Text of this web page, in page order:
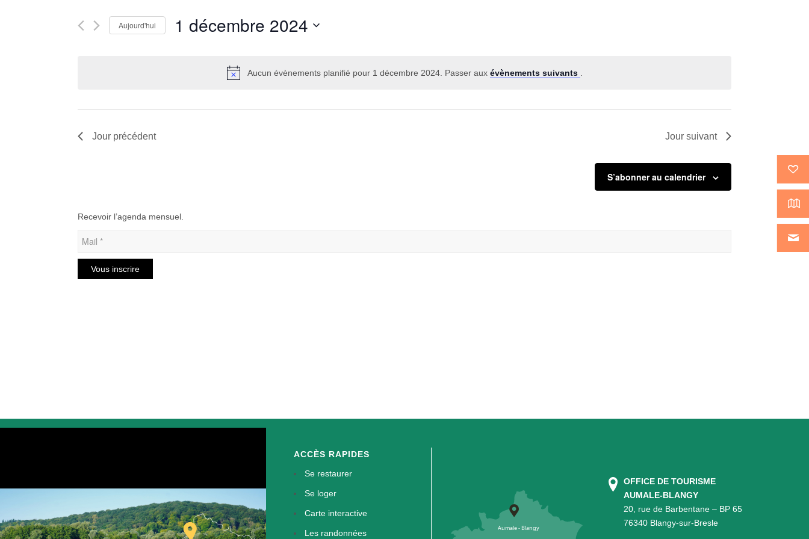
Aucun évènements planifié pour 1 décembre 2024. Passer aux évènements suivants
de
vues
ÉvènementsAujourd'hui 1 décembre 2024
Jour précédent Jour suivant
S’abonner au calendrier
Recevoir l’agenda mensuel.
ACCÈS RAPIDES
Se restaurer
Se loger
Carte interactive
Les randonnées
OFFICE DE TOURISME
AUMALE-BLANGY
20, rue de Barbentane – BP 65
76340 Blangy-sur-Bresle